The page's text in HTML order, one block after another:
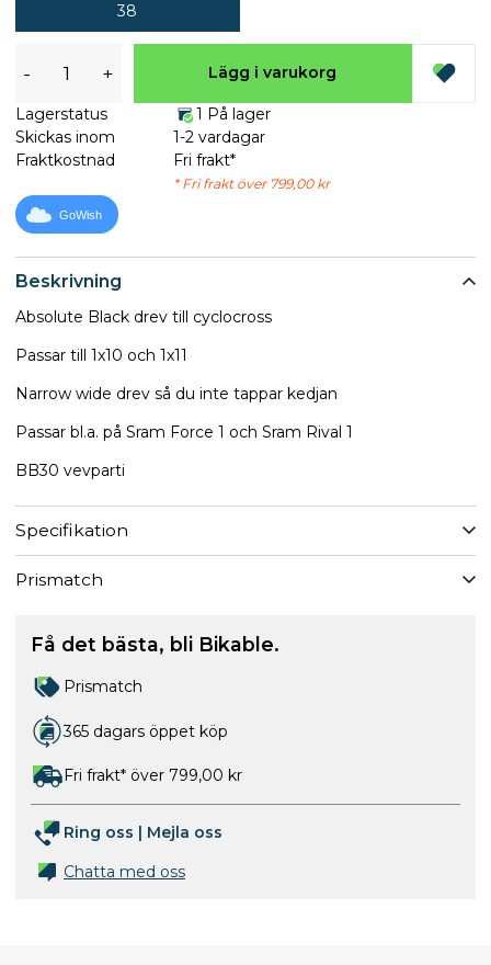
Beskrivning
Absolute Black drev till cyclocross
Passar till 1x10 och 1x11
Narrow wide drev så du inte tappar kedjan
Passar bl.a. på Sram Force 1 och Sram Rival 1
BB30 vevparti
Specifikation
Prismatch
38
- + Lägg i varukorg
Lagerstatus
1 På lager
Skickas inom
1-2 vardagar
Fraktkostnad
Fri frakt*
* Fri frakt över 799,00 kr
GoWish
Få det bästa, bli Bikable.
Prismatch
365 dagars öppet köp
Fri frakt* över 799,00 kr
Ring oss | Mejla oss
Chatta med oss